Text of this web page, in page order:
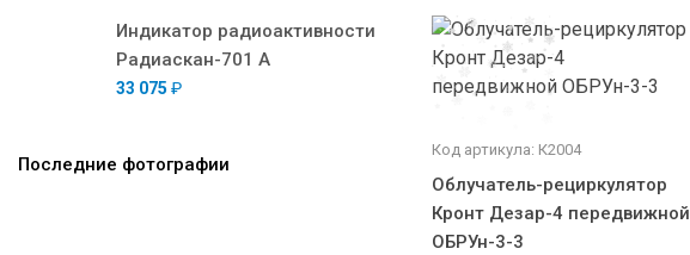
Индикатор радиоактивности
Радиаскан-701 А
33 075 ₽
Последние фотографии
Код артикула: К2004
Облучатель-рециркулятор
Кронт Дезар-4 передвижной
ОБРУн-3-3